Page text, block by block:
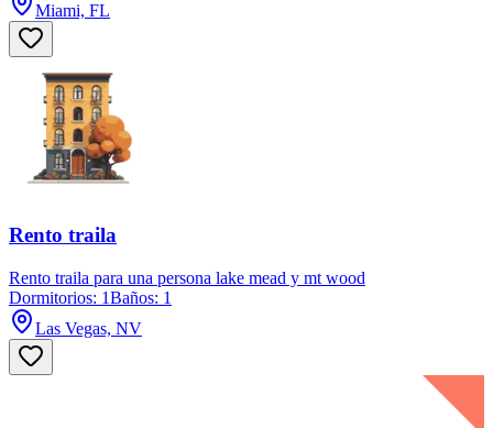
Miami, FL
Rento traila
Rento traila para una persona lake mead y mt wood
Dormitorios: 1Baños: 1
Las Vegas, NV